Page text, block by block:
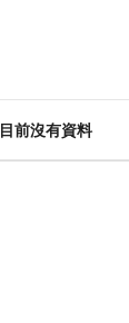
目前沒有資料